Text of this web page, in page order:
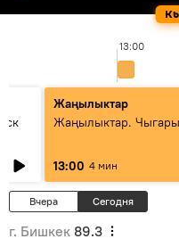
13:00
Жаңылыктар
Жаңылыктар.
13:00 4 мин
Вчера Сегодня
г. Бишкек 89.3